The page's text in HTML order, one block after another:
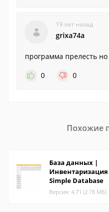
19 лет назад
grixa74a
программа прелесть но
0
0
Похожие
База данных |
Simple Database
Версия: 4.71 (2.78 МБ)